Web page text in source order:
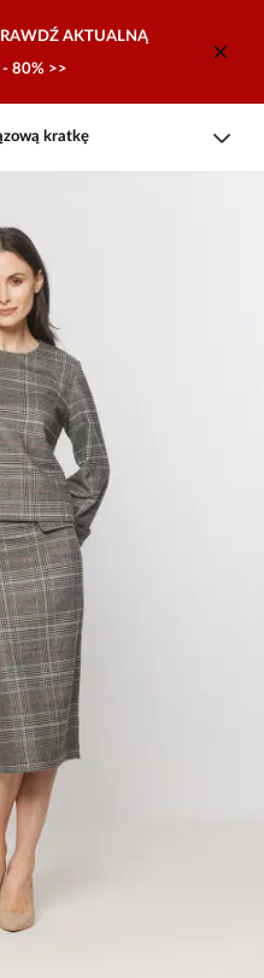
AKTUALNĄ
80% >>
kratkę